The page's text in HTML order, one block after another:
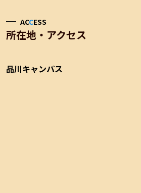
ACCESS
所在地・アクセス
品川キャンパス